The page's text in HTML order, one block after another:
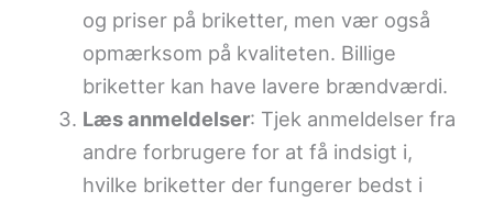
og priser på briketter, men vær også
opmærksom på kvaliteten. Billige
briketter kan have lavere brændværdi.
Læs anmeldelser: Tjek anmeldelser fra
andre forbrugere for at få indsigt i,
hvilke briketter der fungerer bedst i